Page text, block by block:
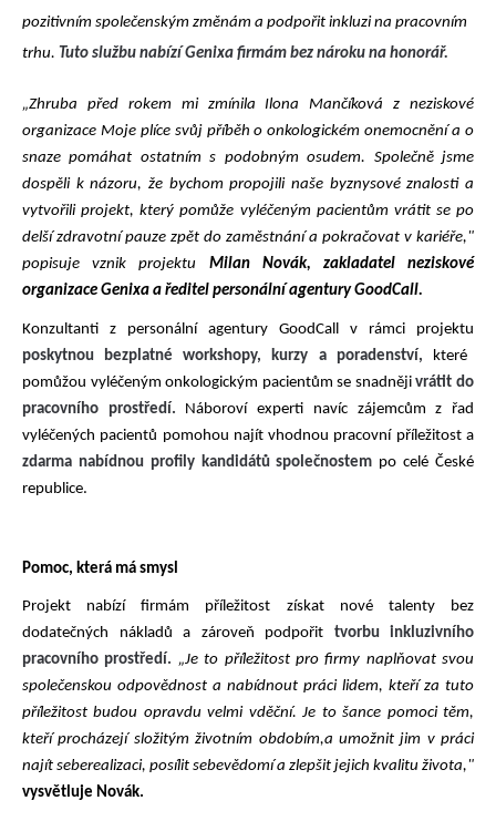
pozitivním společenským změnám a podpořit inkluzi na pracovním
trhu. Tuto službu nabízí Genixa firmám bez nároku na honorář.
„Zhruba před rokem mi zmínila Ilona Mančíková z neziskové
organizace Moje plíce svůj příběh o onkologickém onemocnění a o
snaze pomáhat ostatním s podobným osudem. Společně jsme
dospěli k názoru, že bychom propojili naše byznysové znalosti a
vytvořili projekt, který pomůže vyléčeným pacientům vrátit se po
delší zdravotní pauze zpět do zaměstnání a pokračovat v kariéře,"
popisuje vznik projektu Milan Novák, zakladatel neziskové
organizace Genixa a ředitel personální agentury GoodCall.
Konzultanti z personální agentury GoodCall v rámci projektu
poskytnou bezplatné workshopy, kurzy a poradenství, které
pomůžou vyléčeným onkologickým pacientům se snadnějivrátit do
pracovního prostředí. Náboroví experti navíc zájemcům z řad
vyléčených pacientů pomohou najít vhodnou pracovní příležitost a
zdarma nabídnou profily kandidátů společnostem po celé České
republice.
Pomoc, která má smysl
Projekt nabízí firmám příležitost získat nové talenty bez
dodatečných nákladů a zároveň podpořit tvorbu inkluzivního
pracovního prostředí. „Je to příležitost pro firmy naplňovat svou
společenskou odpovědnost a nabídnout práci lidem, kteří za tuto
příležitost budou opravdu velmi vděční. Je to šance pomoci těm,
kteří procházejí složitým životním obdobím,a umožnit jim v práci
najít seberealizaci, posílit sebevědomí a zlepšit jejich kvalitu života,"
vysvětluje Novák.